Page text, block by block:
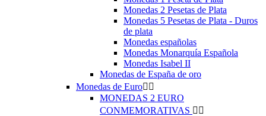
Monedas 2 Pesetas de Plata
Monedas 5 Pesetas de Plata - Duros
de plata
Monedas españolas
Monedas Monarquía Española
Monedas Isabel II
Monedas de España de oro
Monedas de Euro 
MONEDAS 2 EURO
CONMEMORATIVAS  